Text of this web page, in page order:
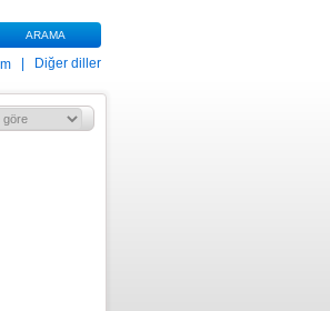
ARAMA
Diğer diller